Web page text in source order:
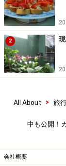
小さな階段を
が。そこを通
がります。ビ
な絵画が飾ら
な装飾が印象的
ですがもっと
喫煙室。ここ
呼ばれる、イ
の小部屋。鱗
2
All About > 旅
中も公開！
会社概要